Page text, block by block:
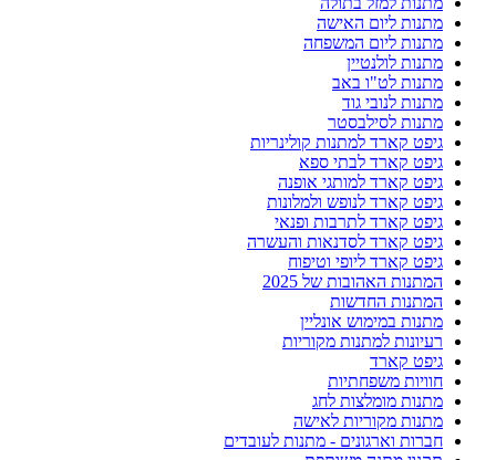
מתנות ליום האישה
מתנות ליום המשפחה
מתנות לולנטיין
מתנות לט"ו באב
מתנות לנובי גוד
מתנות לסילבסטר
גיפט קארד למתנות קולינריות
גיפט קארד לבתי ספא
גיפט קארד למותגי אופנה
גיפט קארד לנופש ולמלונות
גיפט קארד לתרבות ופנאי
גיפט קארד לסדנאות והעשרה
גיפט קארד ליופי וטיפוח
המתנות האהובות של 2025
המתנות החדשות
מתנות במימוש אונליין
רעיונות למתנות מקוריות
גיפט קארד
חוויות משפחתיות
מתנות מומלצות לחג
מתנות מקוריות לאישה
חברות וארגונים - מתנות לעובדים